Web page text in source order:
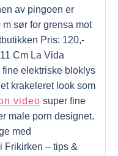
av pingoen er
sør for grensa mot
Pris: 120,-
Cm La Vida
elektriske bloklys
krakeleret look som
video super fine
male porn designet.
med
Frikirken – tips &